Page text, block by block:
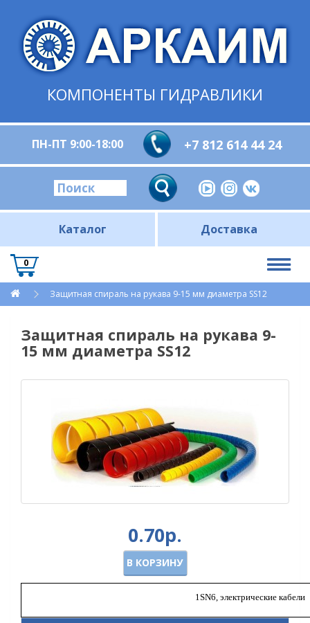
КОМПОНЕНТЫ ГИДРАВЛИКИ
ПН-ПТ 9:00-18:00 +7 812 614 44 24
Каталог Доставка
0
Защитная спираль на рукава 9-15 мм диаметра SS12
Защитная спираль на рукава 9-
15 мм диаметра SS12
0.70р.
В КОРЗИНУ
1SN6, электрические кабели